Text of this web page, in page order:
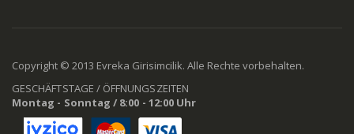
Copyright © 2013 Evreka Girisimcilik. Alle Rechte vorbehalten.
GESCHÄFTSTAGE / ÖFFNUNGSZEITEN
Montag - Sonntag / 8:00 - 12:00 Uhr